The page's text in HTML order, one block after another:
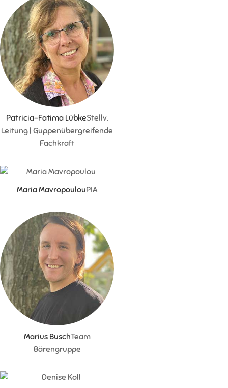
Patricia-Fatima LübkeStellv.
Leitung | Guppenübergreifende
Fachkraft
Maria MavropoulouPIA
Marius BuschTeam
Bärengruppe